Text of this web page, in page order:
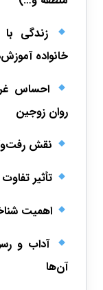
زندگی
خانواده
احساس
روان زوجین
نقش
تأثیر
اهمیت
آداب و
آن‌ها